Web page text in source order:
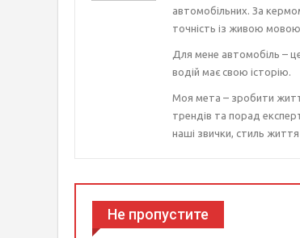
автомобільних. За
точність із живою
Для мене автомобіль –
водій має свою історію.
Моя мета – зробити
трендів та порад
наші звички, стиль життя
Не пропустите